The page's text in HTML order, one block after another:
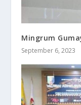
Mingrum
September 6, 2023